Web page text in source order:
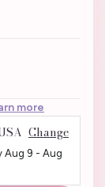
more
Change
Aug 9 - Aug